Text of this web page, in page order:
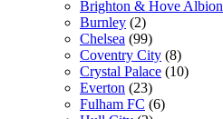
Brighton & Hove Albion
Burnley (2)
Chelsea (99)
Coventry City (8)
Crystal Palace (10)
Everton (23)
Fulham FC (6)